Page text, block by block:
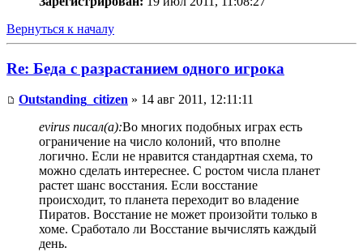
Вернуться к началу
Re: Беда с разрастанием одного игрока
Outstanding_citizen » 14 авг 2011, 12:11:11
evirus писал(а):Во многих подобных играх есть
ограничение на число колоний, что вполне
логично. Если не нравится стандартная схема, то
можно сделать интереснее. С ростом числа планет
растет шанс восстания. Если восстание
происходит, то планета переходит во владение
Пиратов. Восстание не может произойти только в
хоме. Сработало ли Восстание вычислять каждый
день.